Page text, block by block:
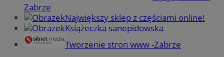
Zabrze
Największy sklep z częściami online!
Książeczka sanepidowska
Tworzenie stron www -Zabrze